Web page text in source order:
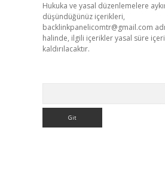
Hukuka ve yasal düzenlemelere
düşündüğünüz içerikleri,
backlinkpanelicomtr@gmail.com
halinde, ilgili içerikler yasal süre
kaldırılacaktır.